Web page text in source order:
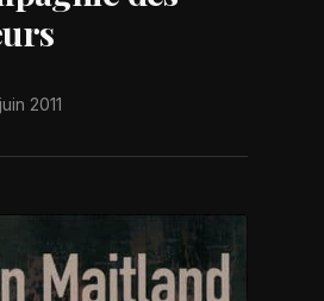
2011